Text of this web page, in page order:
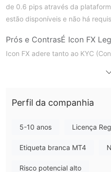
de 0.6 pips através da
estão disponíveis e não há
Prós e ContrasÉ Icon FX
Icon FX adere tanto ao KYC
disso, a plataforma oferece
No entanto, a licença da Icon
Registro Comercial Comum
Perfil da companhia
5-10 anos Licença
Etiqueta branca MT4
Risco potencial alto